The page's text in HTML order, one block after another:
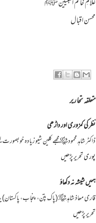
غلامِ خاتم النبیین ﷺ
محسن اقبال
متعلقہ تحاریر
نظر کی کمزوری اور داڑھی
ڈاکٹر شاہد محمود ﷾ مجھے کلین شیو زیادہ
پوری تحریر پڑھیں
ہمیں شیشہ نہ دکھاؤ
قاری معاذ شاہد ﷾ (پاک پتن، پنجاب،
تحریر پڑھیں